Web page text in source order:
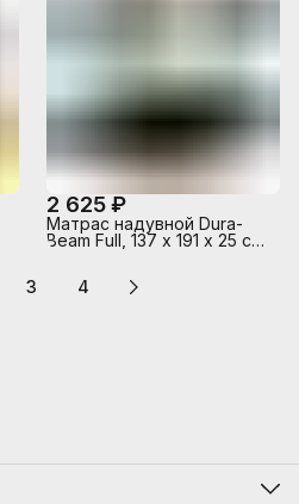
2 625 ₽
Матрас надувной Dura-
Beam Full, 137 х 191 х 25 см,
3 4